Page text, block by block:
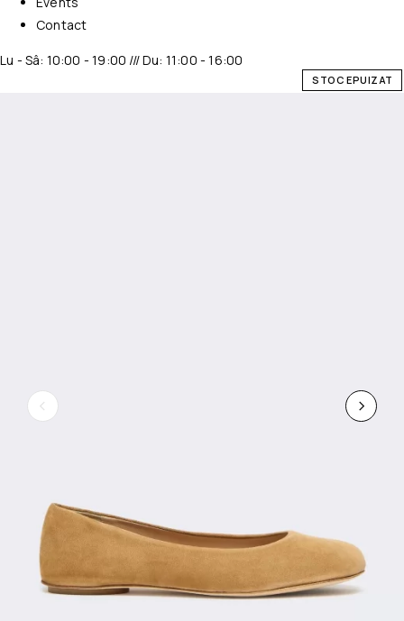
Contact
Lu - Sâ: 10:00 - 19:00 /// Du: 11:00 - 16:00
STOC EPUIZAT